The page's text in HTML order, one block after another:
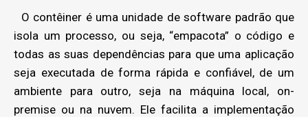
O contêiner é uma unidade de software padrão que
isola um processo, ou seja, “empacota” o código e
todas as suas dependências para que uma aplicação
seja executada de forma rápida e confiável, de um
ambiente para outro, seja na máquina local, on-
premise ou na nuvem. Ele facilita a implementação